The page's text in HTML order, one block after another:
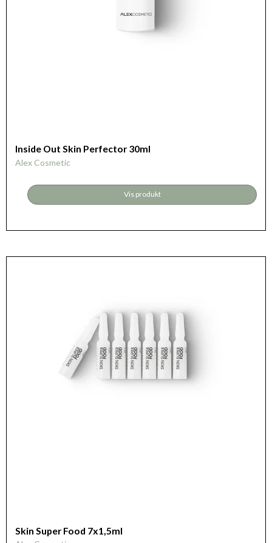
Inside Out Skin Perfector 30ml
Alex Cosmetic
Vis produkt
Skin Super Food 7x1,5ml